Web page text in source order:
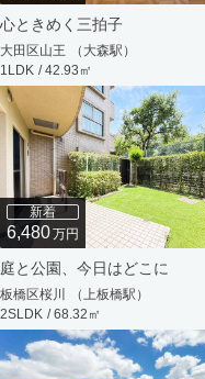
心ときめく三拍子
大田区山王 （大森駅）
1LDK / 42.93㎡
新着
6,480万円
庭と公園、今日はどこに
板橋区桜川 （上板橋駅）
2SLDK / 68.32㎡